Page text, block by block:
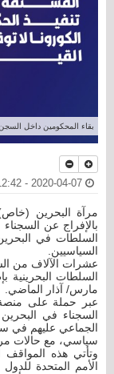
بقاء المحكومين داخل
مرآة البحرين
بالإفراج عن
السلطات في
السياسيين.
عشرات الآلاف من
السلطات البحرينية
مارس/ آذار الماضي.
عبر حملة على منصة
السجناء في
سياسي، مع حالات
وتأتي هذه
الأمم المتحدة